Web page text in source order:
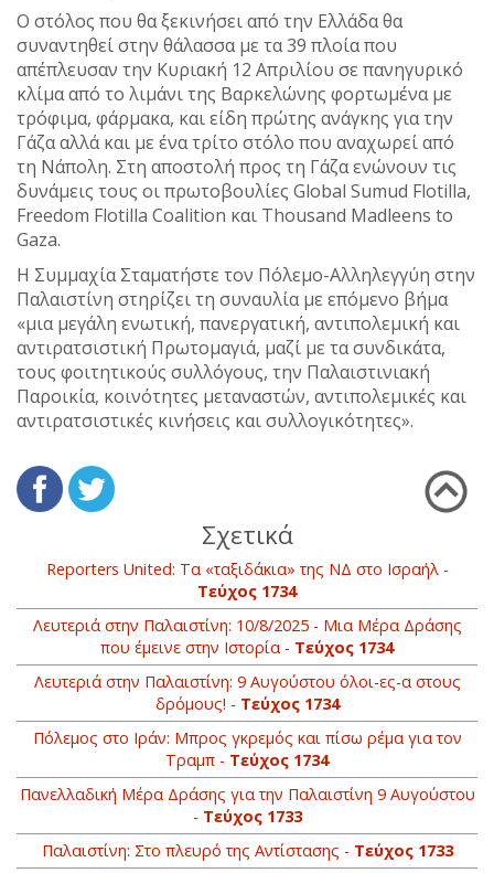
Ο στόλος που θα ξεκινήσει από την Ελλάδα θα
συναντηθεί στην θάλασσα με τα 39 πλοία που
απέπλευσαν την Κυριακή 12 Απριλίου σε πανηγυρικό
κλίμα από το λιμάνι της Βαρκελώνης φορτωμένα με
τρόφιμα, φάρμακα, και είδη πρώτης ανάγκης για την
Γάζα αλλά και με ένα τρίτο στόλο που αναχωρεί από
τη Νάπολη. Στη αποστολή προς τη Γάζα ενώνουν τις
δυνάμεις τους οι πρωτοβουλίες Global Sumud Flotilla,
Freedom Flotilla Coalition και Thousand Madleens to
Gaza.
Η Συμμαχία Σταματήστε τον Πόλεμο-Αλληλεγγύη στην
Παλαιστίνη στηρίζει τη συναυλία με επόμενο βήμα
«μια μεγάλη ενωτική, πανεργατική, αντιπολεμική και
αντιρατσιστική Πρωτομαγιά, μαζί με τα συνδικάτα,
τους φοιτητικούς συλλόγους, την Παλαιστινιακή
Παροικία, κοινότητες μεταναστών, αντιπολεμικές και
αντιρατσιστικές κινήσεις και συλλογικότητες».
Σχετικά
Reporters United: Τα «ταξιδάκια» της ΝΔ στο Ισραήλ -
Τεύχος 1734
Λευτεριά στην Παλαιστίνη: 10/8/2025 - Μια Μέρα Δράσης
που έμεινε στην Ιστορία - Τεύχος 1734
Λευτεριά στην Παλαιστίνη: 9 Αυγούστου όλοι-ες-α στους
δρόμους! - Τεύχος 1734
Πόλεμος στο Ιράν: Μπρος γκρεμός και πίσω ρέμα για τον
Τραμπ - Τεύχος 1734
Πανελλαδική Μέρα Δράσης για την Παλαιστίνη 9 Αυγούστου
- Τεύχος 1733
Παλαιστίνη: Στο πλευρό της Αντίστασης - Τεύχος 1733